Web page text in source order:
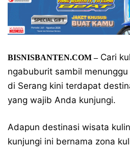
BISNISBANTEN.COM –Cari
ngabuburit sambil
di Serang kini terdapat
yang wajib Anda kunjungi.
Adapun destinasi wisata
kunjungi ini bernama zona